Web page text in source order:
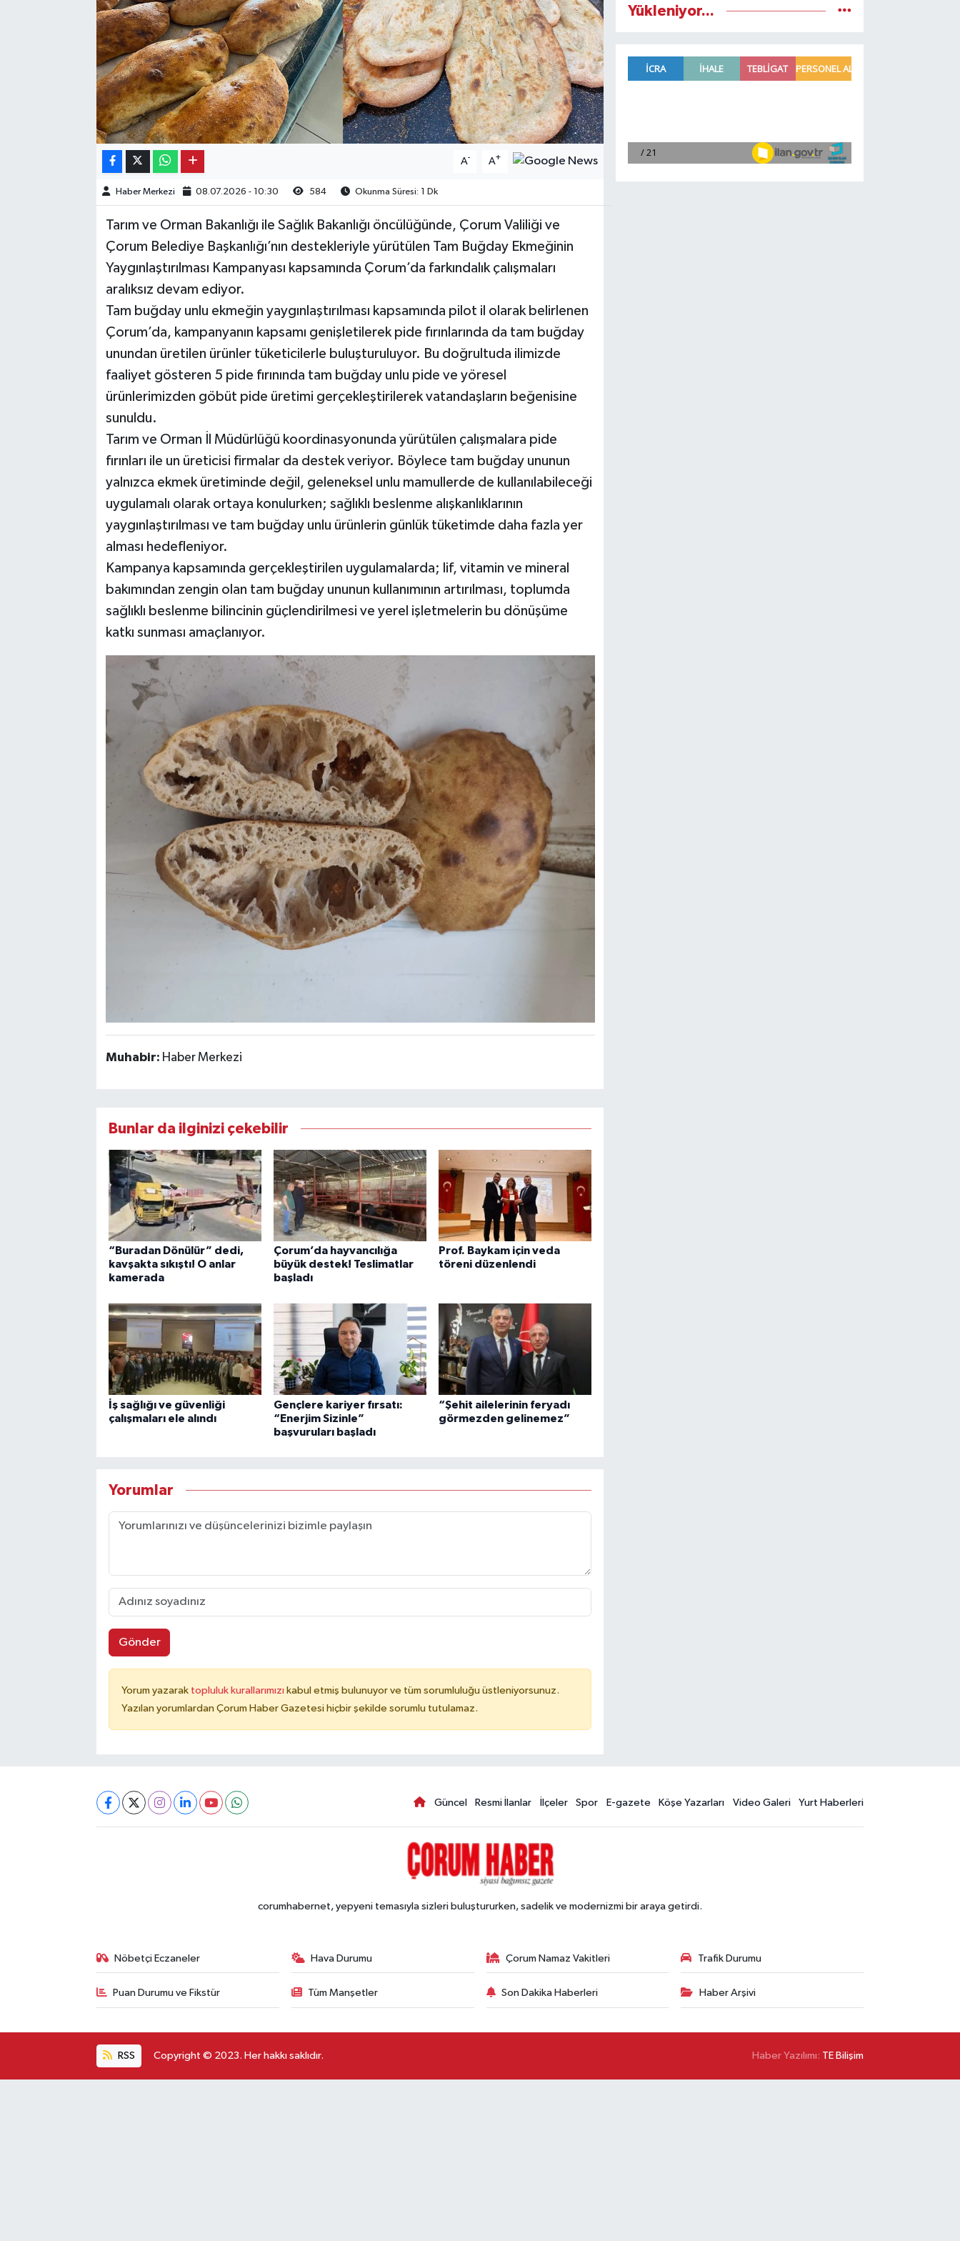
A- A+
Haber Merkezi 08.07.2026 - 10:30 584 Okunma Süresi: 1 Dk
Tarım ve Orman Bakanlığı ile Sağlık Bakanlığı öncülüğünde, Çorum Valiliği ve
Çorum Belediye Başkanlığı’nın destekleriyle yürütülen Tam Buğday Ekmeğinin
Yaygınlaştırılması Kampanyası kapsamında Çorum’da farkındalık çalışmaları
aralıksız devam ediyor.
Tam buğday unlu ekmeğin yaygınlaştırılması kapsamında pilot il olarak belirlenen
Çorum’da, kampanyanın kapsamı genişletilerek pide fırınlarında da tam buğday
unundan üretilen ürünler tüketicilerle buluşturuluyor. Bu doğrultuda ilimizde
faaliyet gösteren 5 pide fırınında tam buğday unlu pide ve yöresel
ürünlerimizden göbüt pide üretimi gerçekleştirilerek vatandaşların beğenisine
sunuldu.
Tarım ve Orman İl Müdürlüğü koordinasyonunda yürütülen çalışmalara pide
fırınları ile un üreticisi firmalar da destek veriyor. Böylece tam buğday ununun
yalnızca ekmek üretiminde değil, geleneksel unlu mamullerde de kullanılabileceği
uygulamalı olarak ortaya konulurken; sağlıklı beslenme alışkanlıklarının
yaygınlaştırılması ve tam buğday unlu ürünlerin günlük tüketimde daha fazla yer
alması hedefleniyor.
Kampanya kapsamında gerçekleştirilen uygulamalarda; lif, vitamin ve mineral
bakımından zengin olan tam buğday ununun kullanımının artırılması, toplumda
sağlıklı beslenme bilincinin güçlendirilmesi ve yerel işletmelerin bu dönüşüme
katkı sunması amaçlanıyor.
Muhabir: Haber Merkezi
Bunlar da ilginizi çekebilir
“Buradan Dönülür” dedi,
kavşakta sıkıştı! O anlar
kamerada
Çorum’da hayvancılığa
büyük destek! Teslimatlar
başladı
Prof. Baykam için veda
töreni düzenlendi
İş sağlığı ve güvenliği
çalışmaları ele alındı
Gençlere kariyer fırsatı:
“Enerjim Sizinle”
başvuruları başladı
“Şehit ailelerinin feryadı
görmezden gelinemez”
Yorumlar
Gönder
Yorum yazarak topluluk kurallarımızı kabul etmiş bulunuyor ve tüm sorumluluğu üstleniyorsunuz.
Yazılan yorumlardan Çorum Haber Gazetesi hiçbir şekilde sorumlu tutulamaz.
Yükleniyor...
Güncel Resmi İlanlar İlçeler Spor E-gazete Köşe Yazarları Video Galeri Yurt Haberleri
corumhabernet, yepyeni temasıyla sizleri buluştururken, sadelik ve modernizmi bir araya getirdi.
Nöbetçi Eczaneler Hava Durumu Çorum Namaz Vakitleri Trafik Durumu
Puan Durumu ve Fikstür Tüm Manşetler Son Dakika Haberleri Haber Arşivi
RSS Copyright © 2023. Her hakkı saklıdır. Haber Yazılımı: TE Bilişim
Osmancık